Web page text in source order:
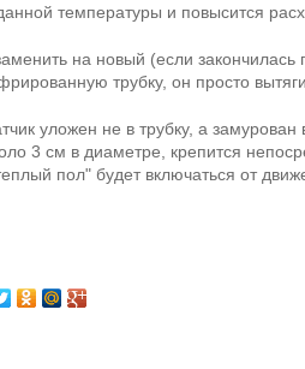
температуры и повысится
на новый (если
трубку, он просто
уложен не в трубку, а
3 см в диаметре, крепится
пол" будет включаться от